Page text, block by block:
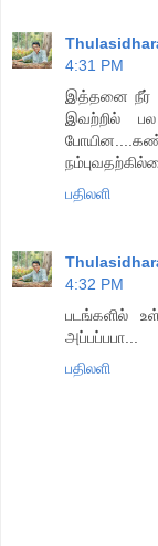
4:31 PM
இத்தனை நீர்
இவற்றில்
பதிலளி
4:32 PM
படங்களில்
அப்பப்பபா...
பதிலளி